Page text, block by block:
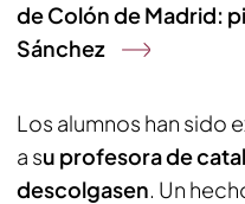
de Colón de Madrid:
Sánchez
Los alumnos han sido
a su profesora de
descolgasen. Un